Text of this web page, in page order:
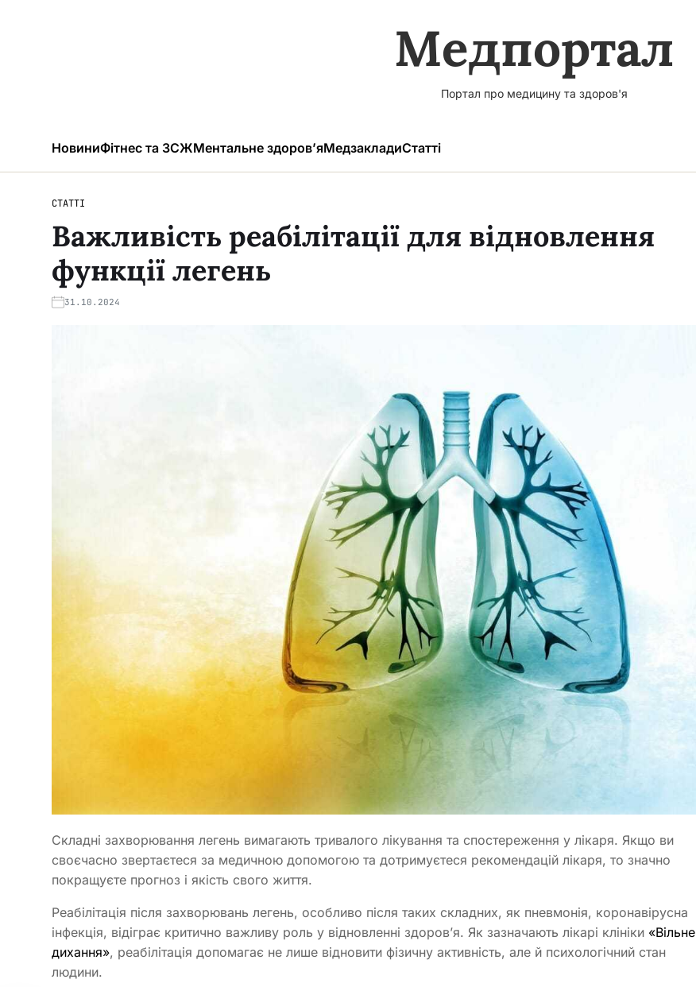
Медпортал
Портал про медицину та здоров'я
НовиниФітнес та ЗСЖМентальне здоров’яМедзакладиСтатті
СТАТТІ
Важливість реабілітації для відновлення
функції легень
31.10.2024
Складні захворювання легень вимагають тривалого лікування та спостереження у лікаря. Якщо ви
своєчасно звертаєтеся за медичною допомогою та дотримуєтеся рекомендацій лікаря, то значно
покращуєте прогноз і якість свого життя.
Реабілітація після захворювань легень, особливо після таких складних, як пневмонія, коронавірусна
інфекція, відіграє критично важливу роль у відновленні здоров’я. Як зазначають лікарі клініки «Вільне
дихання», реабілітація допомагає не лише відновити фізичну активність, але й психологічний стан
людини.